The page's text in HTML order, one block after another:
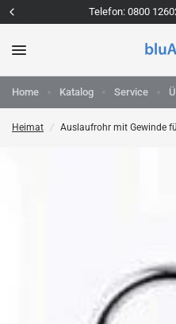
Telefon: 0800
Home Katalog Service
Heimat / Auslaufrohr mit Gewinde